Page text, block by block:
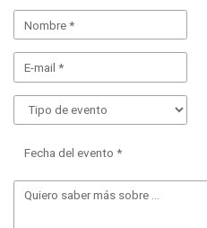
Fecha del evento *